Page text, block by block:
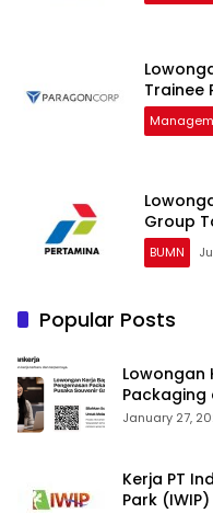
Trainee
Group
BUMN
Popular Posts
Lowongan
Packaging
January 27,
Kerja PT
Park